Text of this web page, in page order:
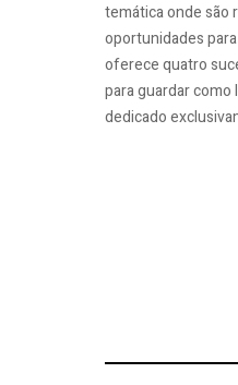
temática onde são
oportunidades
oferece quatro
para guardar como
dedicado